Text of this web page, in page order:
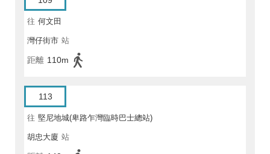
往 何文田
灣仔街市 站
距離 110m
113
往 堅尼地城(卑路乍灣臨時巴士總站)
胡忠大廈 站